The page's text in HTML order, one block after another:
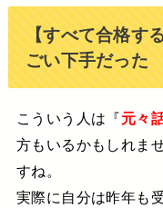
【すべて合格す
ごい下手だった
こういう人は『元々
方もいるかもしれま
すね。
実際に自分は昨年も